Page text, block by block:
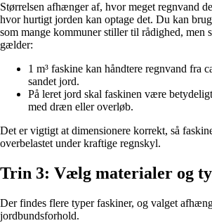
Størrelsen afhænger af, hvor meget regnvand
hvor hurtigt jorden kan optage det. Du kan
som mange kommuner stiller til rådighed, men
gælder:
1 m³ faskine kan håndtere regnvand fra
sandet jord.
På leret jord skal faskinen være
med dræn eller overløb.
Det er vigtigt at dimensionere korrekt, så
overbelastet under kraftige regnskyl.
Trin 3: Vælg materialer og
Der findes flere typer faskiner, og valget
jordbundsforhold.